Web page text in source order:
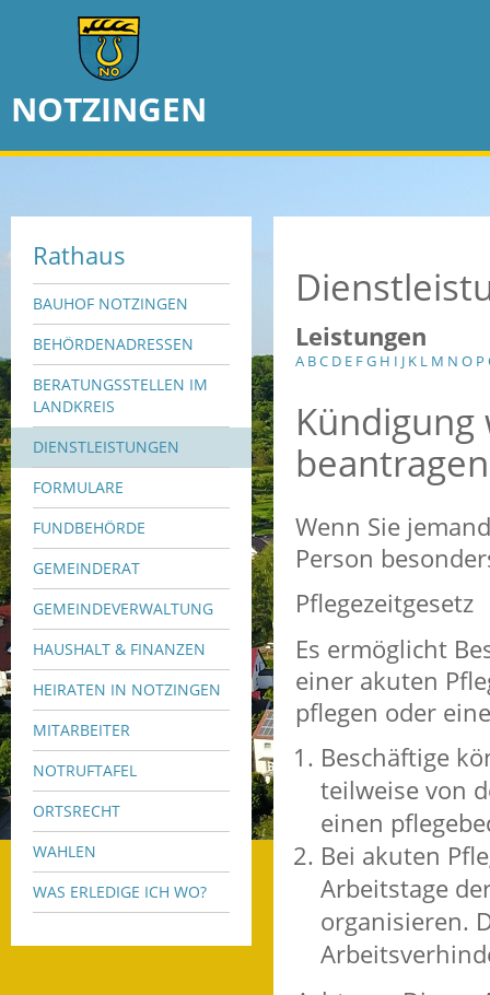
NOTZINGEN
Rathaus
BAUHOF NOTZINGEN
BEHÖRDENADRESSEN
BERATUNGSSTELLEN IM
LANDKREIS
DIENSTLEISTUNGEN
FORMULARE
FUNDBEHÖRDE
GEMEINDERAT
GEMEINDEVERWALTUNG
HAUSHALT & FINANZEN
HEIRATEN IN NOTZINGEN
MITARBEITER
NOTRUFTAFEL
ORTSRECHT
WAHLEN
WAS ERLEDIGE ICH WO?
Leistungen
A BC D E FG H I J K L M N O P
beantragen
Wenn Sie
Person
Pflegezeitgesetz
Es ermöglicht
einer akuten
pflegen oder
Beschäftige
teilweise von
einen
Bei akuten
Arbeitstage
organisieren.